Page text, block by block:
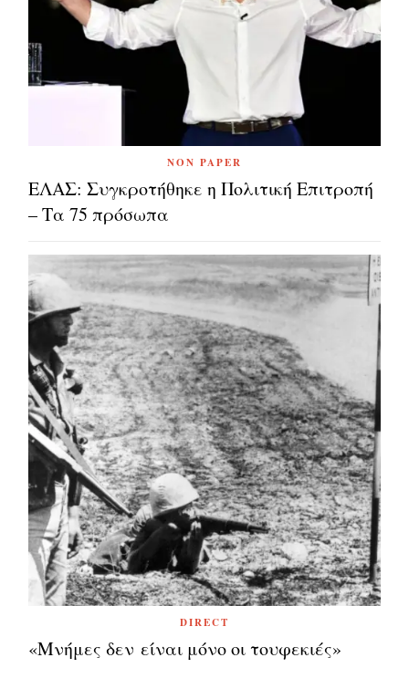
NON PAPER
ΕΛΑΣ: Συγκροτήθηκε η Πολιτική Επιτροπή
– Τα 75 πρόσωπα
DIRECT
«Μνήμες δεν είναι μόνο οι τουφεκιές»